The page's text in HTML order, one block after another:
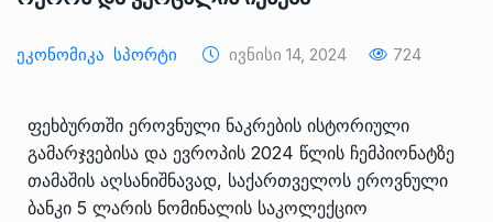
Ეკონომიკა Სპორტი Ივნისი 14, 2024 724
ფეხბურთში ეროვნული ნაკრების ისტორიული
გამარჯვებისა და ევროპის 2024 წლის ჩემპიონატზე
თამაშის აღსანიშნავად, საქართველოს ეროვნული
ბანკი 5 ლარის ნომინალის საკოლექციო